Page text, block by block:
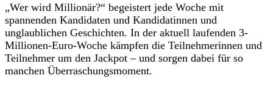
„Wer wird Millionär?“ begeistert jede Woche mit
spannenden Kandidaten und Kandidatinnen und
unglaublichen Geschichten. In der aktuell laufenden 3-
Millionen-Euro-Woche kämpfen die Teilnehmerinnen und
Teilnehmer um den Jackpot – und sorgen dabei für so
manchen Überraschungsmoment.